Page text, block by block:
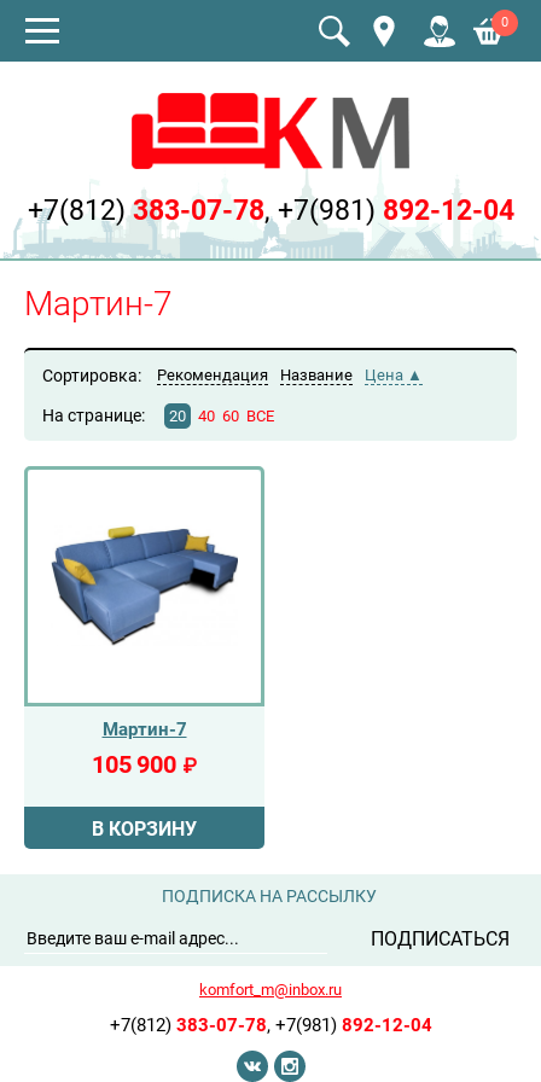
0
+7(812) 383-07-78,+7(981) 892-12-04
Мартин-7
Сортировка: Рекомендация Название Цена
На странице: 20 40 60 ВСЕ
Мартин-7
105 900 ₽
В КОРЗИНУ
ПОДПИСКА НА РАССЫЛКУ
ПОДПИСАТЬСЯ
komfort_m@inbox.ru
+7(812) 383-07-78, +7(981) 892-12-04